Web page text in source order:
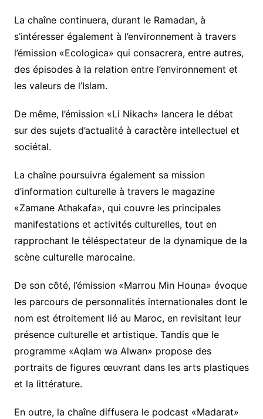
La chaîne continuera, durant le Ramadan, à
s’intéresser également à l’environnement à travers
l’émission «Ecologica» qui consacrera, entre autres,
des épisodes à la relation entre l’environnement et
les valeurs de l’Islam.
De même, l’émission «Li Nikach» lancera le débat
sur des sujets d’actualité à caractère intellectuel et
sociétal.
La chaîne poursuivra également sa mission
d’information culturelle à travers le magazine
«Zamane Athakafa», qui couvre les principales
manifestations et activités culturelles, tout en
rapprochant le téléspectateur de la dynamique de la
scène culturelle marocaine.
De son côté, l’émission «Marrou Min Houna» évoque
les parcours de personnalités internationales dont le
nom est étroitement lié au Maroc, en revisitant leur
présence culturelle et artistique. Tandis que le
programme «Aqlam wa Alwan» propose des
portraits de figures œuvrant dans les arts plastiques
et la littérature.
En outre, la chaîne diffusera le podcast «Madarat»